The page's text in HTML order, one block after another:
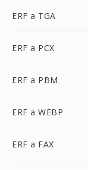
ERF a TGA
ERF a PCX
ERF a PBM
ERF a WEBP
ERF a FAX